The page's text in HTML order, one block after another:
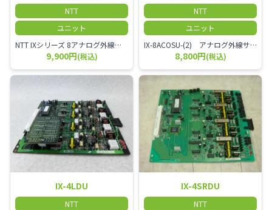
NTT
ユニット
NTT IXシリーズ 8アナログ外線ユニット IX-8ACOU-(3)
9,900円(税込)
NTT
ユニット
IX-8ACOSU-(2) アナログ外線サブユニット ナンバーディスプレイユニット 単体では使用できます。
8,800円(税込)
IX-4LDU
NTT
IX-4SRDU
NTT